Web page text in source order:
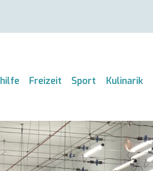
Freizeit Sport Kulinarik